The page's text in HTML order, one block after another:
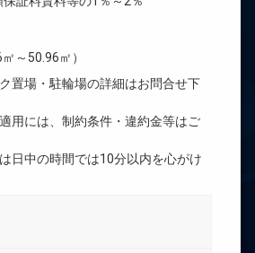
～50.96㎡）
置場・駐輪場の詳細はお問合せ下
用には、制約条件・違約金等はご
日中の時間では10分以内を心がけ